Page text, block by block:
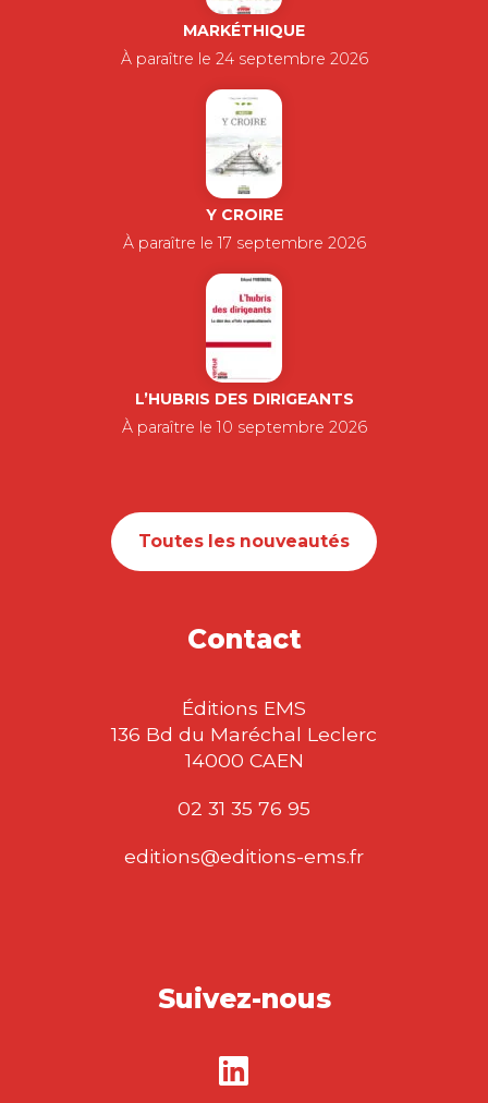
MARKÉTHIQUE
À paraître le 24 septembre 2026
Y CROIRE
À paraître le 17 septembre 2026
L’HUBRIS DES DIRIGEANTS
À paraître le 10 septembre 2026
Toutes les nouveautés
Contact
Éditions EMS
136 Bd du Maréchal Leclerc
14000 CAEN
02 31 35 76 95
editions@editions-ems.fr
Suivez-nous